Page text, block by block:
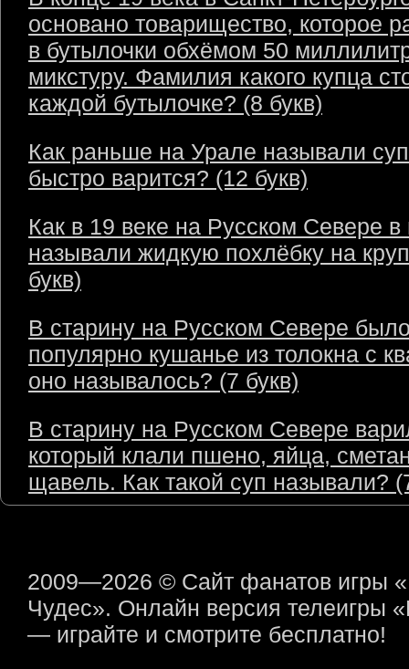
основано товарищество, которое
в бутылочки обхёмом 50
микстуру. Фамилия какого купца
каждой бутылочке? (8 букв)
Как раньше на Урале называли
быстро варится? (12 букв)
Как в 19 веке на Русском Севере в
называли жидкую похлёбку на
букв)
В старину на Русском Севере
популярно кушанье из толокна с
оно называлось? (7 букв)
В старину на Русском Севере
который клали пшено, яйца,
щавель. Как такой суп называли?
2009—2026 © Сайт фанатов игры
Чудес». Онлайн версия телеигры
— играйте и смотрите бесплатно!